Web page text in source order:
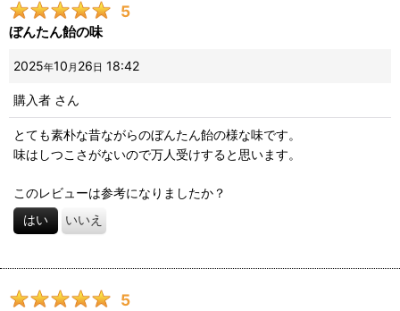
5
ぼんたん飴の味
2025年10 月 26 日 18:42
購入者 さん
とても素朴な昔ながらのぼんたん飴の様な味です。
味はしつこさがないので万人受けすると思います。
このレビューは参考になりましたか？
はい いいえ
5